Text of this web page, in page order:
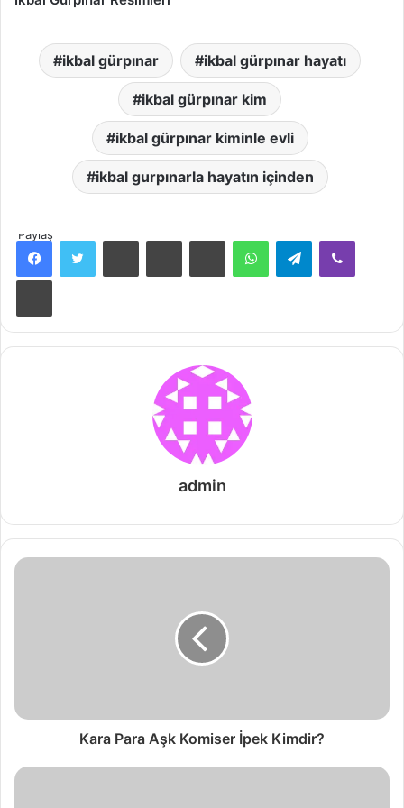
ikbal gürpınar ikbal gürpınar hayatı
ikbal gürpınar kim
ikbal gürpınar kiminle evli
ikbal gurpınarla hayatın içinden
PaylaşFacebookTwitter PinterestMessengerMessengerWhatsAppTelegramViber
Print
admin
Kara Para Aşk Komiser İpek Kimdir?